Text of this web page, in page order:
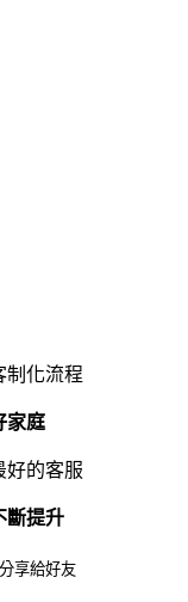
制化流程
家庭
好的客服
斷提升
分享給好友